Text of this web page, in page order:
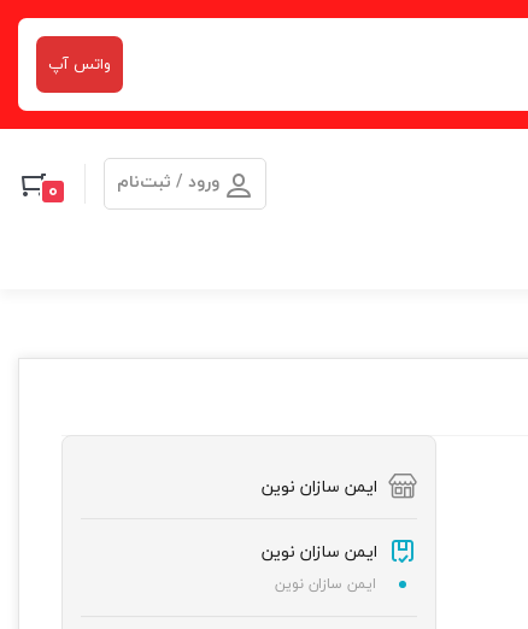
واتس آپ
ورود / ثبت‌نام 0
ایمن سازان نوین
ایمن سازان نوین
ایمن سازان نوین